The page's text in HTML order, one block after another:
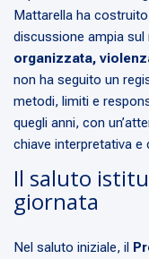
Mattarella ha
discussione ampia
organizzata,
non ha seguito un
metodi, limiti e
quegli anni, con
chiave interpretativa e
Il saluto
giornata
Nel saluto iniziale, il